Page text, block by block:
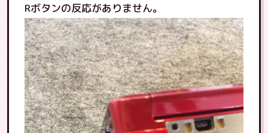
Rボタンの反応がありません。